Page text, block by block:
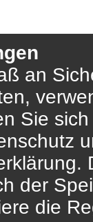
an
Sie
der
die